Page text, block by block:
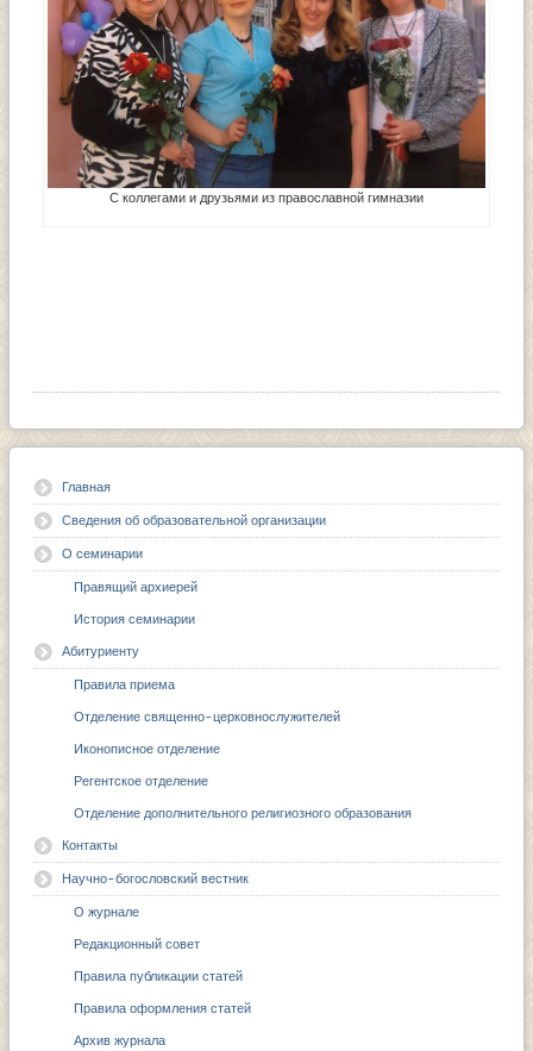
С коллегами и друзьями из православной гимназии
Главная
Сведения об образовательной организации
О семинарии
Правящий архиерей
История семинарии
Абитуриенту
Правила приема
Отделение священно-церковнослужителей
Иконописное отделение
Регентское отделение
Отделение дополнительного религиозного образования
Контакты
Научно-богословский вестник
О журнале
Редакционный совет
Правила публикации статей
Правила оформления статей
Архив журнала